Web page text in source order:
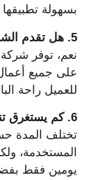
بسهولة
5. هل تقدم الشركة ضمانًا على أعمال العزل؟
نعم، توفر
على جميع
للعميل راحة
6. كم يستغرق تنفيذ عملية العزل؟
تختلف المدة
المستخدمة،
يومين فقط